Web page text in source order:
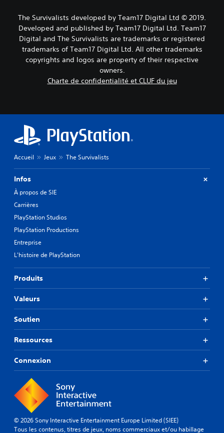
The Survivalists developed by Team17 Digital Ltd © 2019.
Developed and published by Team17 Digital Ltd. Team17
Digital and The Survivalists are trademarks or registered
trademarks of Team17 Digital Ltd. All other trademarks
copyrights and logos are property of their respective
owners.
Charte de confidentialité et CLUF du jeu
Accueil Jeux The Survivalists
Infos
À propos de SIE
Carrières
PlayStation Studios
PlayStation Productions
Entreprise
L'histoire de PlayStation
Produits
Valeurs
Soutien
Ressources
Connexion
© 2026 Sony Interactive Entertainment Europe Limited (SIEE)
Tous les contenus, titres de jeux, noms commerciaux et/ou habillage